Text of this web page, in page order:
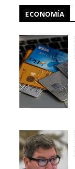
ECONOMÍA